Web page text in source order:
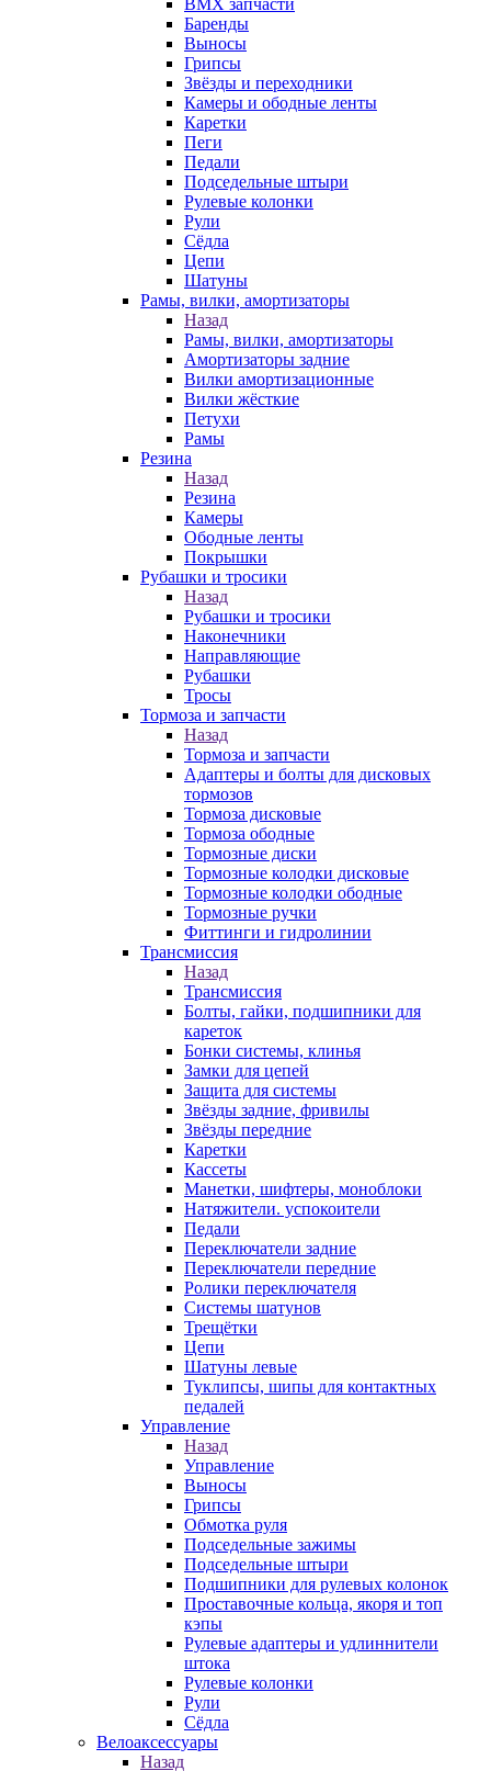
BMX запчасти
Баренды
Выносы
Грипсы
Звёзды и переходники
Камеры и ободные ленты
Каретки
Пеги
Педали
Подседельные штыри
Рулевые колонки
Рули
Сёдла
Цепи
Шатуны
Рамы, вилки, амортизаторы
Назад
Рамы, вилки, амортизаторы
Амортизаторы задние
Вилки амортизационные
Вилки жёсткие
Петухи
Рамы
Резина
Назад
Резина
Камеры
Ободные ленты
Покрышки
Рубашки и тросики
Назад
Рубашки и тросики
Наконечники
Направляющие
Рубашки
Тросы
Тормоза и запчасти
Назад
Тормоза и запчасти
Адаптеры и болты для дисковых
тормозов
Тормоза дисковые
Тормоза ободные
Тормозные диски
Тормозные колодки дисковые
Тормозные колодки ободные
Тормозные ручки
Фиттинги и гидролинии
Трансмиссия
Назад
Трансмиссия
Болты, гайки, подшипники для
кареток
Бонки системы, клинья
Замки для цепей
Защита для системы
Звёзды задние, фривилы
Звёзды передние
Каретки
Кассеты
Манетки, шифтеры, моноблоки
Натяжители. успокоители
Педали
Переключатели задние
Переключатели передние
Ролики переключателя
Системы шатунов
Трещётки
Цепи
Шатуны левые
Туклипсы, шипы для контактных
педалей
Управление
Назад
Управление
Выносы
Грипсы
Обмотка руля
Подседельные зажимы
Подседельные штыри
Подшипники для рулевых колонок
Проставочные кольца, якоря и топ
кэпы
Рулевые адаптеры и удлиннители
штока
Рулевые колонки
Рули
Сёдла
Велоаксессуары
Назад